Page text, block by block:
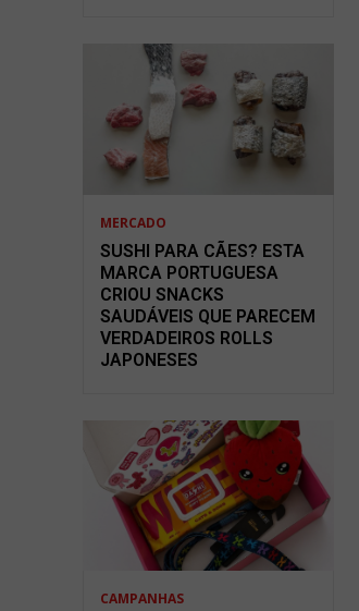
MERCADO
SUSHI PARA CÃES? ESTA
MARCA PORTUGUESA
CRIOU SNACKS
SAUDÁVEIS QUE PARECEM
VERDADEIROS ROLLS
JAPONESES
CAMPANHAS